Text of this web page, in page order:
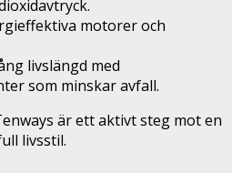
motorer och
livslängd med
som minskar avfall.
är ett aktivt steg mot en
livsstil.